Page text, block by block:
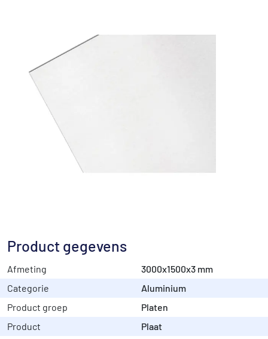
Product gegevens
Afmeting
3000x1500x3 mm
Categorie
Aluminium
Product groep
Platen
Product
Plaat